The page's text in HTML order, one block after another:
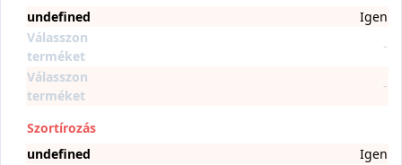
undefined
Igen
Válasszon
terméket
-
Válasszon
terméket
-
Szortírozás
undefined
Igen